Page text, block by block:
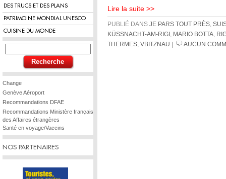
DES TRUCS ET DES PLANS
PATRIMOINE MONDIAL UNESCO
CUISINE DU MONDE
Change
Genève Aéroport
Recommandations DFAE
Recommandations Ministère français
des Affaires étrangères
Santé en voyage/Vaccins
NOS PARTENAIRES
Lire la suite >>
PUBLIÉ DANS JE PARS TOUT PRÈS
KÜSSNACHT-AM-RIGI
MARIO BOTTA
THERMES VBITZNAU AUCUN